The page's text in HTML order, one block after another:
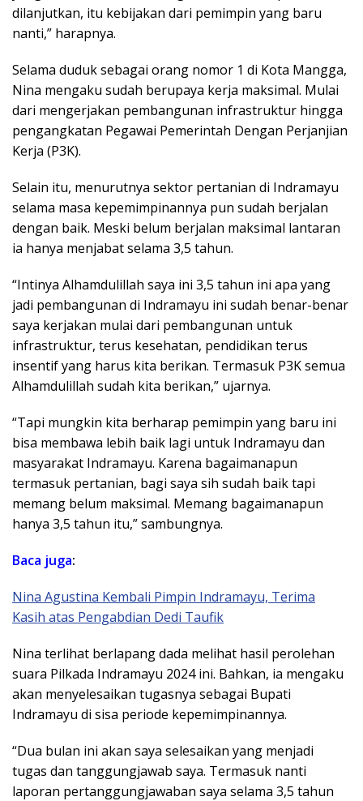
dilanjutkan, itu kebijakan dari pemimpin yang baru
nanti,” harapnya.
Selama duduk sebagai orang nomor 1 di Kota Mangga,
Nina mengaku sudah berupaya kerja maksimal. Mulai
dari mengerjakan pembangunan infrastruktur hingga
pengangkatan Pegawai Pemerintah Dengan Perjanjian
Kerja (P3K).
Selain itu, menurutnya sektor pertanian di Indramayu
selama masa kepemimpinannya pun sudah berjalan
dengan baik. Meski belum berjalan maksimal lantaran
ia hanya menjabat selama 3,5 tahun.
“Intinya Alhamdulillah saya ini 3,5 tahun ini apa yang
jadi pembangunan di Indramayu ini sudah benar-benar
saya kerjakan mulai dari pembangunan untuk
infrastruktur, terus kesehatan, pendidikan terus
insentif yang harus kita berikan. Termasuk P3K semua
Alhamdulillah sudah kita berikan,” ujarnya.
“Tapi mungkin kita berharap pemimpin yang baru ini
bisa membawa lebih baik lagi untuk Indramayu dan
masyarakat Indramayu. Karena bagaimanapun
termasuk pertanian, bagi saya sih sudah baik tapi
memang belum maksimal. Memang bagaimanapun
hanya 3,5 tahun itu,” sambungnya.
Baca juga:
Nina Agustina Kembali Pimpin Indramayu, Terima
Kasih atas Pengabdian Dedi Taufik
Nina terlihat berlapang dada melihat hasil perolehan
suara Pilkada Indramayu 2024 ini. Bahkan, ia mengaku
akan menyelesaikan tugasnya sebagai Bupati
Indramayu di sisa periode kepemimpinannya.
“Dua bulan ini akan saya selesaikan yang menjadi
tugas dan tanggungjawab saya. Termasuk nanti
laporan pertanggungjawaban saya selama 3,5 tahun